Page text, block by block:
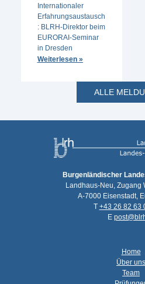
Internationaler
Erfahrungsaustausch
: BLRH-Direktor beim
EURORAI-Seminar
in Dresden
Weiterlesen »
ALLE
Burgenländischer
Landhaus-Neu, Zugang
A-7000 Eisenstadt,
T +43 26 82 63
E
Home
Über uns
Team